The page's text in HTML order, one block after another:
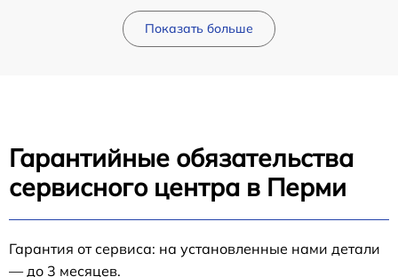
Показать больше
Гарантийные обязательства
сервисного центра в Перми
Гарантия от сервиса: на установленные нами детали
— до 3 месяцев.